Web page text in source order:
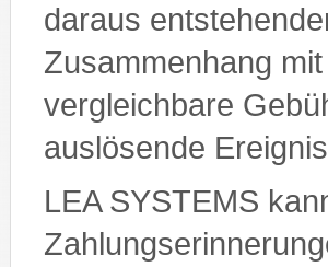
daraus
Zusammenhang
vergleichbare
auslösende
LEA SYSTEMS